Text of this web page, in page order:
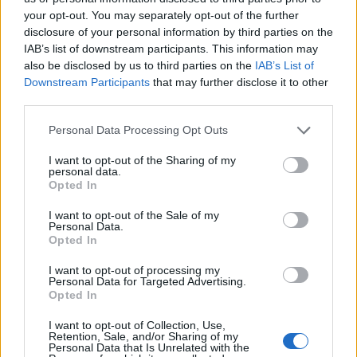
your opt-out. You may separately opt-out of the further
disclosure of your personal information by third parties on the
IAB’s list of downstream participants. This information may
also be disclosed by us to third parties on the IAB’s List of
Downstream Participants that may further disclose it to other
Personal Data Processing Opt Outs
I want to opt-out of the Sharing of my
personal data.
Opted In
I want to opt-out of the Sale of my
Personal Data.
Opted In
I want to opt-out of processing my
Personal Data for Targeted Advertising.
Opted In
I want to opt-out of Collection, Use,
Retention, Sale, and/or Sharing of my
Personal Data that Is Unrelated with the
ARTICLES RELACIONATS
L’Horta de Sant Joan, a una victòria
d’assegurar-se la presència a les
semifinals d’ascens
fase decisiva de la quarta catalana
4ª Catalana
Catalunya
març 26, 2026